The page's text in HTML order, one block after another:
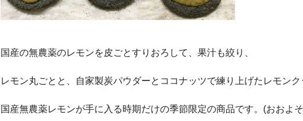
国産の無農薬のレモンを皮ごとすりおろして、果汁も絞り、
レモン丸ごとと、自家製炭パウダーとココナッツで練り上げたレモンク
国産無農薬レモンが手に入る時期だけの季節限定の商品です。(おおよ